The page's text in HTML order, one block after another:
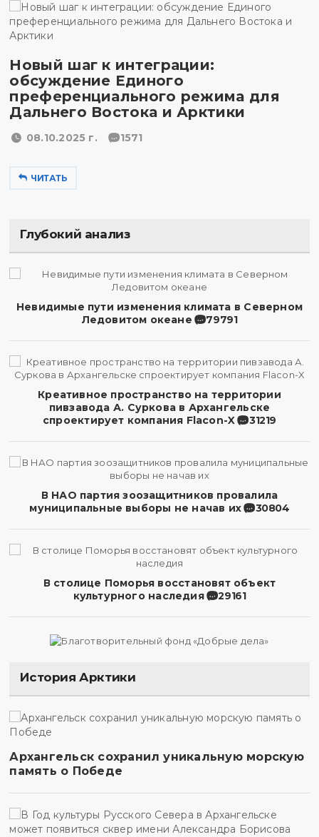
Новый шаг к интеграции:
обсуждение Единого
преференциального режима для
Дальнего Востока и Арктики
08.10.2025 г. 1571
ЧИТАТЬ
Глубокий анализ
Невидимые пути изменения климата в Северном
Ледовитом океане
79791
Креативное пространство на территории
пивзавода А. Суркова в Архангельске
спроектирует компания Flacon-X
31219
В НАО партия зоозащитников провалила
муниципальные выборы не начав их
30804
В столице Поморья восстановят объект
культурного наследия
29161
История Арктики
Архангельск сохранил уникальную морскую
память о Победе